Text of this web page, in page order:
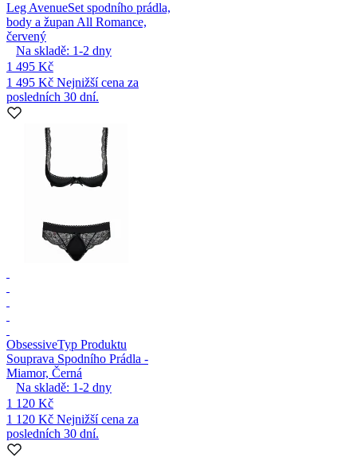
Leg AvenueSet spodního prádla,
body a župan All Romance,
červený
Na skladě: 1-2 dny
1 495 Kč
1 495 Kč Nejnižší cena za
posledních 30 dní.
ObsessiveTyp Produktu
Souprava Spodního Prádla -
Miamor, Černá
Na skladě: 1-2 dny
1 120 Kč
1 120 Kč Nejnižší cena za
posledních 30 dní.